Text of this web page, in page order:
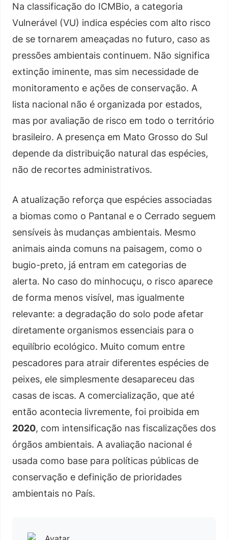
Na classificação do ICMBio, a categoria
Vulnerável (VU) indica espécies com alto risco
de se tornarem ameaçadas no futuro, caso as
pressões ambientais continuem. Não significa
extinção iminente, mas sim necessidade de
monitoramento e ações de conservação. A
lista nacional não é organizada por estados,
mas por avaliação de risco em todo o território
brasileiro. A presença em Mato Grosso do Sul
depende da distribuição natural das espécies,
não de recortes administrativos.
A atualização reforça que espécies associadas
a biomas como o Pantanal e o Cerrado seguem
sensíveis às mudanças ambientais. Mesmo
animais ainda comuns na paisagem, como o
bugio-preto, já entram em categorias de
alerta. No caso do minhocuçu, o risco aparece
de forma menos visível, mas igualmente
relevante: a degradação do solo pode afetar
diretamente organismos essenciais para o
equilíbrio ecológico. Muito comum entre
pescadores para atrair diferentes espécies de
peixes, ele simplesmente desapareceu das
casas de iscas. A comercialização, que até
então acontecia livremente, foi proibida em
2020, com intensificação nas fiscalizações dos
órgãos ambientais. A avaliação nacional é
usada como base para políticas públicas de
conservação e definição de prioridades
ambientais no País.